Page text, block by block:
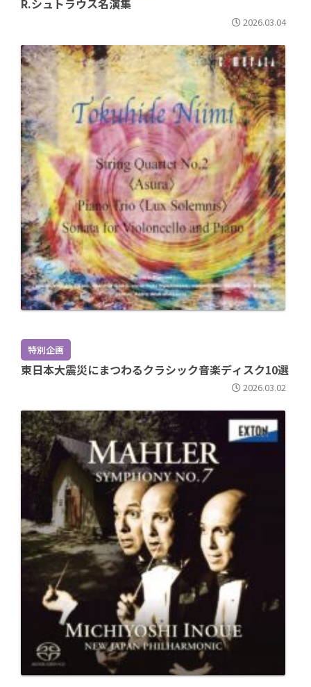
R.シュトラウス名演集
2026.03.04
特別企画
東日本大震災にまつわるクラシック音楽ディスク10選
2026.03.02